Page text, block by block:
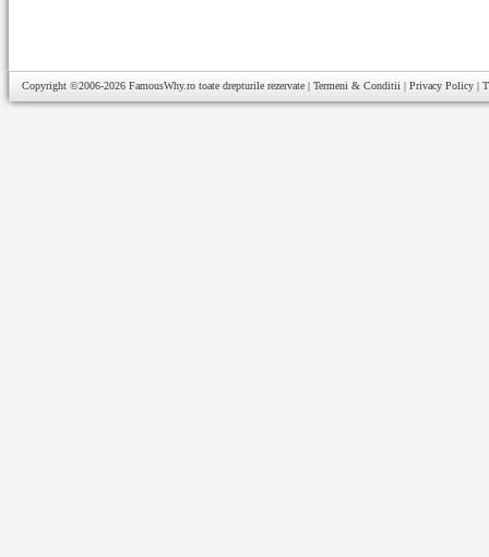
Copyright ©2006-2026 FamousWhy.ro toate drepturile rezervate | Termeni & Conditii | Privacy Policy |